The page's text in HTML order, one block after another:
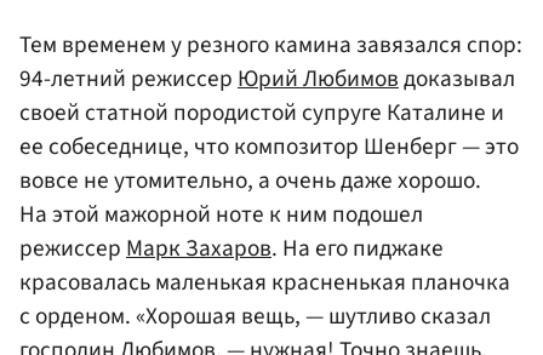
Тем временем у резного камина завязался спор:
94-летний режиссерЮрий Любимовдоказывал
своей статной породистой супруге Каталине и
ее собеседнице, что композитор Шенберг — это
вовсе не утомительно, а очень даже хорошо.
На этой мажорной ноте к ним подошел
режиссерМарк Захаров. На его пиджаке
красовалась маленькая красненькая планочка
с орденом. «Хорошая вещь, — шутливо сказал